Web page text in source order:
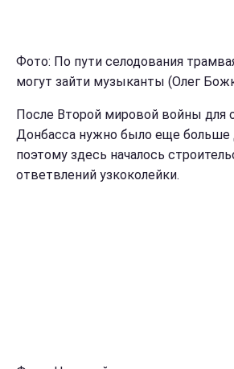
Фото: По пути селодования
могут зайти музыканты (Олег
После Второй мировой войны для
Донбасса нужно было еще больше
поэтому здесь началось
ответвлений узкоколейки.